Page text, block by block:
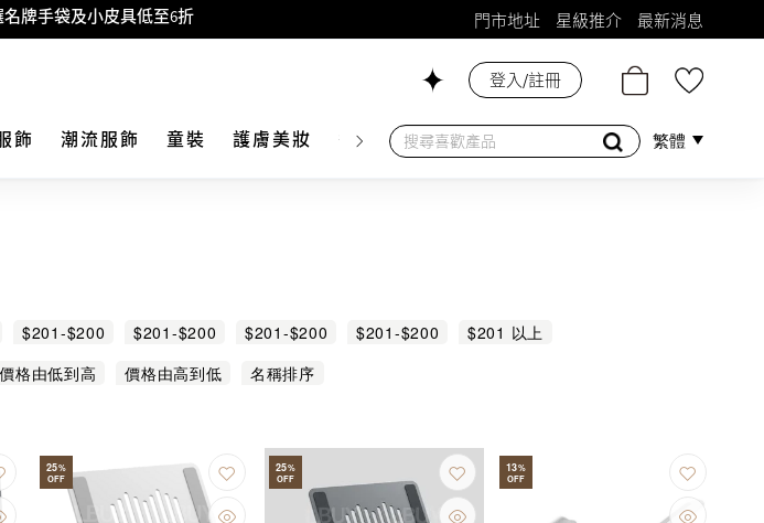
限量特別版限時原價低至75折!
名牌Hermès、CHANEL及LV專區！
門市地址 星級推介 最新消息
飾 潮流服飾 童裝 護膚美妝 香水香薰 個人護理 母嬰護理 遊戲及精品
登入/註冊
繁體
$201-$200 $201-$200 $201-$200 $201-$200
$201 以上
價格由低到高 價格由高到低
名稱排序
25%
OFF
25%
OFF
13%
OFF